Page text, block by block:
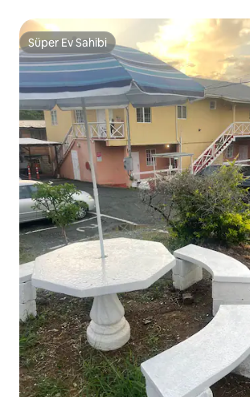
Süper Ev Sahibi
Süper Ev Sahibi